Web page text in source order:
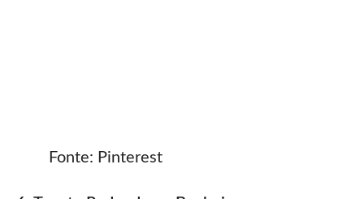
Fonte: Pinterest